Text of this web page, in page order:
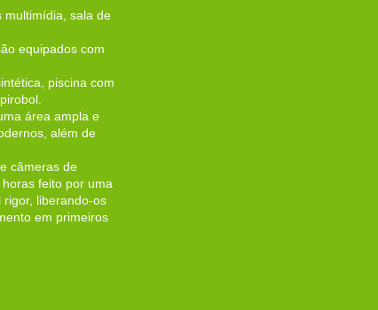
multimídia, sala de
equipados com
piscina com
área ampla e
além de
câmeras de
feito por uma
liberando-os
em primeiros